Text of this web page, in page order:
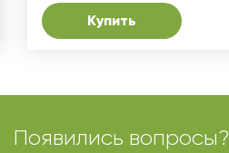
Купить
Появились вопросы?